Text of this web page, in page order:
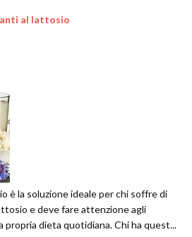
al lattosio
è la soluzione ideale per chi soffre di
e deve fare attenzione agli
propria dieta quotidiana. Chi ha quest...